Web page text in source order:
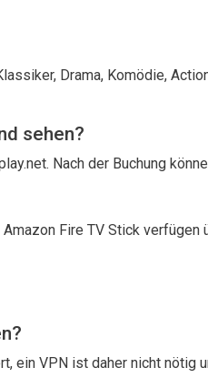
Drama, Komödie,
sehen?
. Nach der Buchung
Amazon Fire TV Stick
ein VPN ist daher nicht nötig